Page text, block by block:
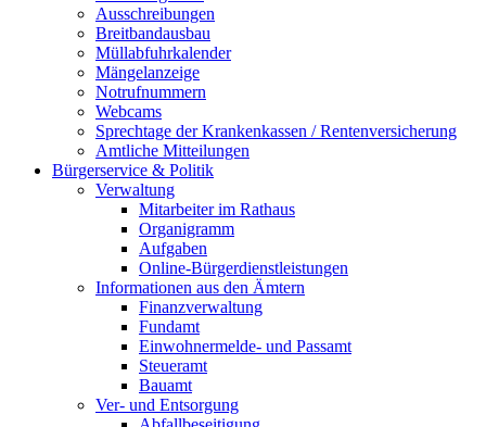
Ausschreibungen
Breitbandausbau
Müllabfuhrkalender
Mängelanzeige
Notrufnummern
Webcams
Sprechtage der Krankenkassen / Rentenversicherung
Amtliche Mitteilungen
Bürgerservice & Politik
Verwaltung
Mitarbeiter im Rathaus
Organigramm
Aufgaben
Online-Bürgerdienstleistungen
Informationen aus den Ämtern
Finanzverwaltung
Fundamt
Einwohnermelde- und Passamt
Steueramt
Bauamt
Ver- und Entsorgung